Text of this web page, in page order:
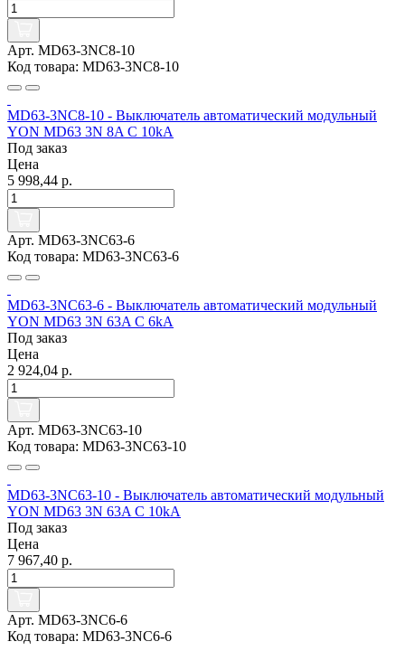
Арт. MD63-3NC8-10
Код товара: MD63-3NC8-10
MD63-3NC8-10 - Выключатель автоматический модульный
YON MD63 3N 8A C 10kA
Под заказ
Цена
5 998,44 р.
Арт. MD63-3NC63-6
Код товара: MD63-3NC63-6
MD63-3NC63-6 - Выключатель автоматический модульный
YON MD63 3N 63A C 6kA
Под заказ
Цена
2 924,04 р.
Арт. MD63-3NC63-10
Код товара: MD63-3NC63-10
MD63-3NC63-10 - Выключатель автоматический модульный
YON MD63 3N 63A C 10kA
Под заказ
Цена
7 967,40 р.
Арт. MD63-3NC6-6
Код товара: MD63-3NC6-6